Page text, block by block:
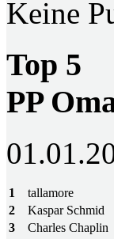
Keine
Top 5
PP
1
tallamore
2
Kaspar Schmid
3
Charles Chaplin